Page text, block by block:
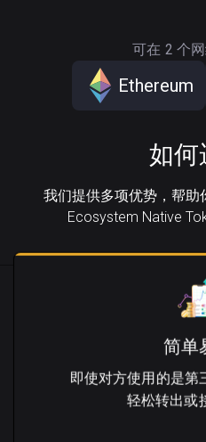
可在 2 个
Ethereum
如何
我们提供多项优势，帮助
Ecosystem Native
简单
即使对方使用的是第
轻松转出或